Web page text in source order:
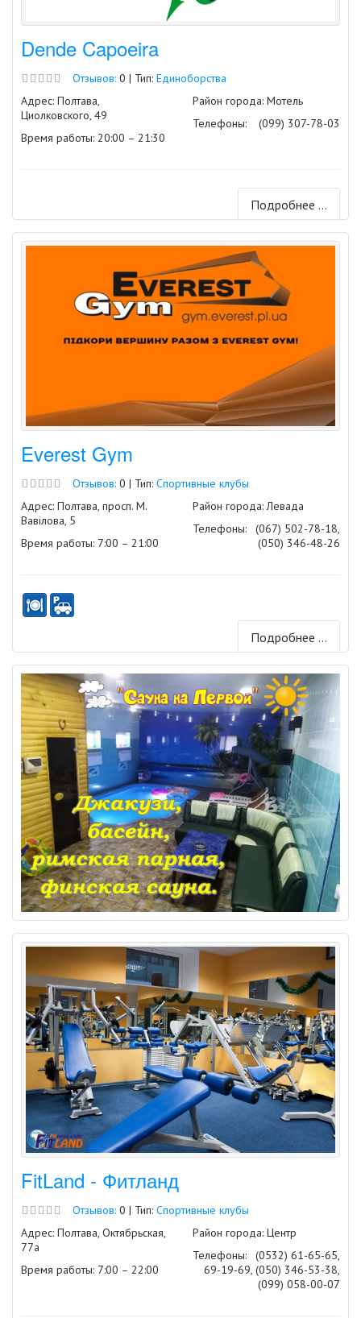
Dende Capoeira
Отзывов: 0 | Тип: Единоборства
Адрес: Полтава,
Циолковского, 49
Время работы: 20:00 – 21:30
Район города: Мотель
Телефоны:
(099) 307-78-03
Подробнее ...
Everest Gym
Отзывов: 0 | Тип: Спортивные клубы
Адрес: Полтава, просп. М.
Вавілова, 5
Время работы: 7:00 – 21:00
Район города: Левада
Телефоны:
(067) 502-78-18,
(050) 346-48-26
Подробнее ...
FitLand - Фитланд
Отзывов: 0 | Тип: Спортивные клубы
Адрес: Полтава, Октябрьская,
77а
Время работы: 7:00 – 22:00
Район города: Центр
Телефоны:
(0532) 61-65-65,
69-19-69, (050) 346-53-38,
(099) 058-00-07